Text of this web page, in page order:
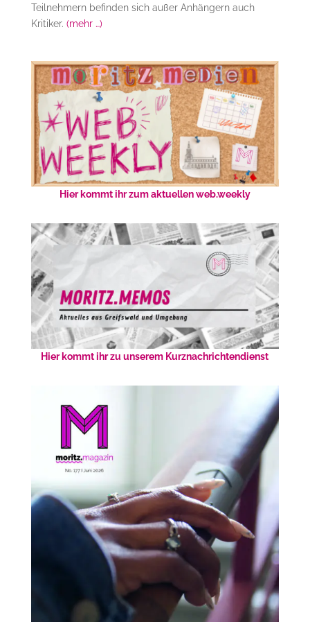
Teilnehmern befinden sich außer Anhängern auch
Kritiker. (mehr …)
Hier kommt ihr zum aktuellen web.weekly
Hier kommt ihr zu unserem Kurznachrichtendienst